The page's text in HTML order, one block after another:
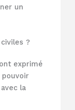
un
?
exprimé
pouvoir
la